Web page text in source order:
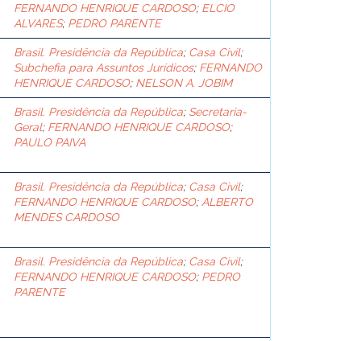
FERNANDO HENRIQUE CARDOSO; ELCIO
ALVARES; PEDRO PARENTE
Brasil. Presidência da República; Casa Civil;
Subchefia para Assuntos Jurídicos; FERNANDO
HENRIQUE CARDOSO; NELSON A. JOBIM
Brasil. Presidência da República; Secretaria-
Geral; FERNANDO HENRIQUE CARDOSO;
PAULO PAIVA
Brasil. Presidência da República; Casa Civil;
FERNANDO HENRIQUE CARDOSO; ALBERTO
MENDES CARDOSO
Brasil. Presidência da República; Casa Civil;
FERNANDO HENRIQUE CARDOSO; PEDRO
PARENTE